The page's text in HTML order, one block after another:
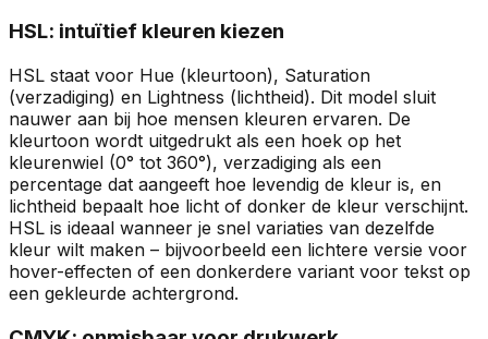
HSL: intuïtief kleuren kiezen
HSL staat voor Hue (kleurtoon), Saturation
(verzadiging) en Lightness (lichtheid). Dit model sluit
nauwer aan bij hoe mensen kleuren ervaren. De
kleurtoon wordt uitgedrukt als een hoek op het
kleurenwiel (0° tot 360°), verzadiging als een
percentage dat aangeeft hoe levendig de kleur is, en
lichtheid bepaalt hoe licht of donker de kleur verschijnt.
HSL is ideaal wanneer je snel variaties van dezelfde
kleur wilt maken – bijvoorbeeld een lichtere versie voor
hover-effecten of een donkerdere variant voor tekst op
een gekleurde achtergrond.